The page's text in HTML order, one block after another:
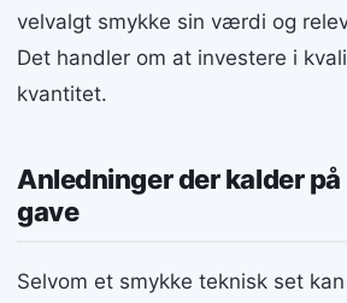
velvalgt smykke sin værdi og
Det handler om at investere i
kvantitet.
Anledninger der kalder
gave
Selvom et smykke teknisk set